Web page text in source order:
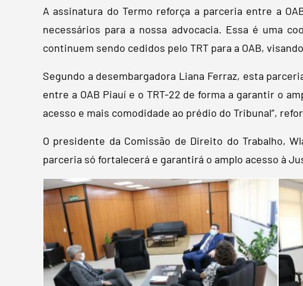
A assinatura do Termo reforça a parceria entre a
necessários para a nossa advocacia. Essa é uma
continuem sendo cedidos pelo TRT para a OAB,
Segundo a desembargadora Liana Ferraz, esta
entre a OAB Piauí e o TRT-22 de forma a garantir o
acesso e mais comodidade ao prédio do Tribunal”,
O presidente da Comissão de Direito do Trabalho,
parceria só fortalecerá e garantirá o amplo acesso à